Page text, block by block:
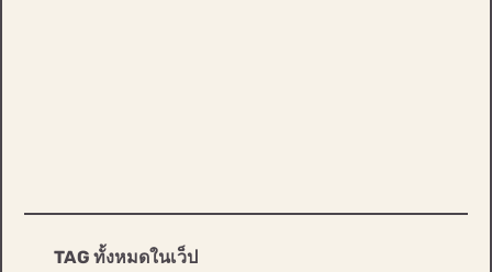
TAG ทั้งหมดในเว็ป